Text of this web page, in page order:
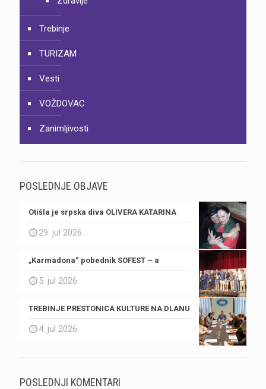
Trebinje
TURIZAM
Vesti
VOŽDOVAC
Zanimljivosti
POSLEDNJE OBJAVE
Otišla je srpska diva OLIVERA KATARINA
29. jul 2026.
„Karmadona“ pobednik SOFEST – a
5. jul 2026.
TREBINJE PRESTONICA KULTURE NA DLANU
4. jul 2026.
POSLEDNJI KOMENTARI